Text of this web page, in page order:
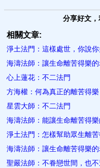
分享好文
相關文章:
淨土法門：這樣處世，你說
海濤法師：讓生命離苦得樂
心上蓮花：不二法門
方海權：何為真正的離苦得樂
星雲大師：不二法門
海濤法師：能讓生命離苦得樂
淨土法門：怎樣幫助眾生離苦
海濤法師：讓生命離苦得樂
聖嚴法師：不眷戀世間，也